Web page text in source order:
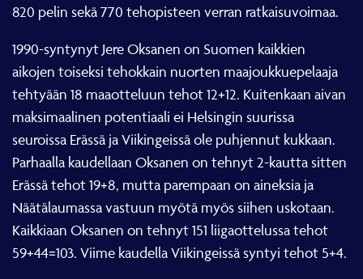
820 pelin sekä 770 tehopisteen verran ratkaisuvoimaa.
1990-syntynyt Jere Oksanen on Suomen kaikkien
aikojen toiseksi tehokkain nuorten maajoukkuepelaaja
tehtyään 18 maaotteluun tehot 12+12. Kuitenkaan aivan
maksimaalinen potentiaali ei Helsingin suurissa
seuroissa Erässä ja Viikingeissä ole puhjennut kukkaan.
Parhaalla kaudellaan Oksanen on tehnyt 2-kautta sitten
Erässä tehot 19+8, mutta parempaan on aineksia ja
Näätälaumassa vastuun myötä myös siihen uskotaan.
Kaikkiaan Oksanen on tehnyt 151 liigaottelussa tehot
59+44=103. Viime kaudella Viikingeissä syntyi tehot 5+4.